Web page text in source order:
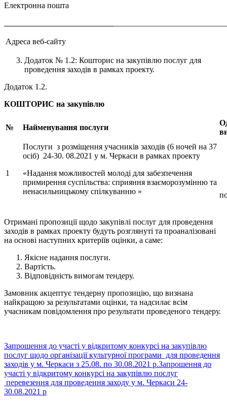
Електронна пошта
Адреса веб-сайту
Додаток № 1.2: Кошторис на закупівлю послуг для
проведення заходів в рамках проекту.
Додаток 1.2.
КОШТОРИС на закупівлю
№ Найменування послуги
1
Послуги з розміщення учасників заходів (6 ночей на 37
осіб) 24-30. 08.2021 у м. Черкаси в рамках проекту
«Надання можливостей молоді для забезпечення
примирення суспільства: сприяння взаєморозумінню та
ненасильницькому спілкуванню »
Отримані пропозиції щодо закупівлі послуг для проведення
заходів в рамках проекту будуть розглянуті та проаналізовані
на основі наступних критеріїв оцінки, а саме:
Якісне надання послуги.
Вартість.
Відповідність вимогам тендеру.
Замовник акцептує тендерну пропозицію, що визнана
найкращою за результатами оцінки, та надсилає всім
учасникам повідомлення про результати проведеного тендеру.
Запрошення до участі у відкритому конкурсі на закупівлю
послуг щодо організації культурної програми для проведення
заходів у м. Черкаси з 25.08. по 30.08.2021 р.Запрошення до
участі у відкритому конкурсі на закупівлю послуг
перевезення для проведення заходу у м. Черкаси 24-
30.08.2021 р